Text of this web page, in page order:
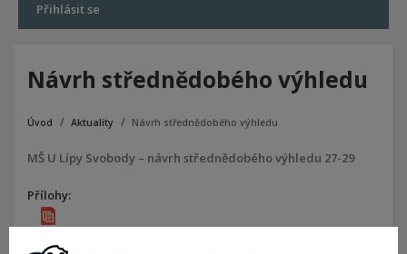
Přihlásit se
Návrh střednědobého výhledu
Úvod Aktuality Návrh střednědobého výhledu
MŠ U Lípy Svobody – návrh střednědobého výhledu 27-29
Přílohy: